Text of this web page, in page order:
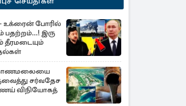
உக்ரைன் போரில்
பதற்றம்...! இரு
தீரமடையும்
சர்வதேச
விநியோகத்